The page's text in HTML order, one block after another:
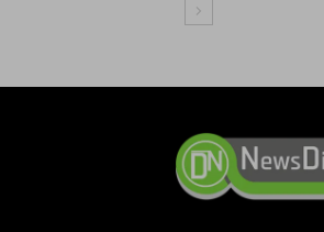
Articolo Successivo